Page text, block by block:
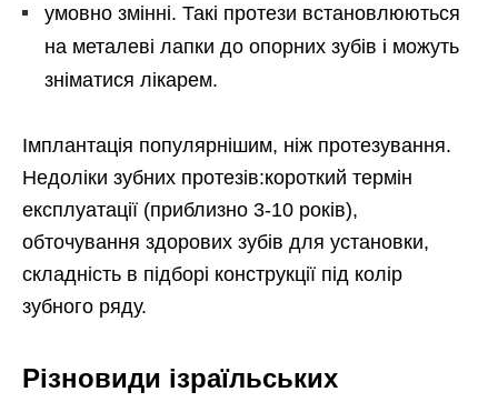
умовно змінні. Такі протези встановлюються
на металеві лапки до опорних зубів і можуть
зніматися лікарем.
Імплантація популярнішим, ніж протезування.
Недоліки зубних протезів:короткий термін
експлуатації (приблизно 3-10 років),
обточування здорових зубів для установки,
складність в підборі конструкції під колір
зубного ряду.
Різновиди ізраїльських